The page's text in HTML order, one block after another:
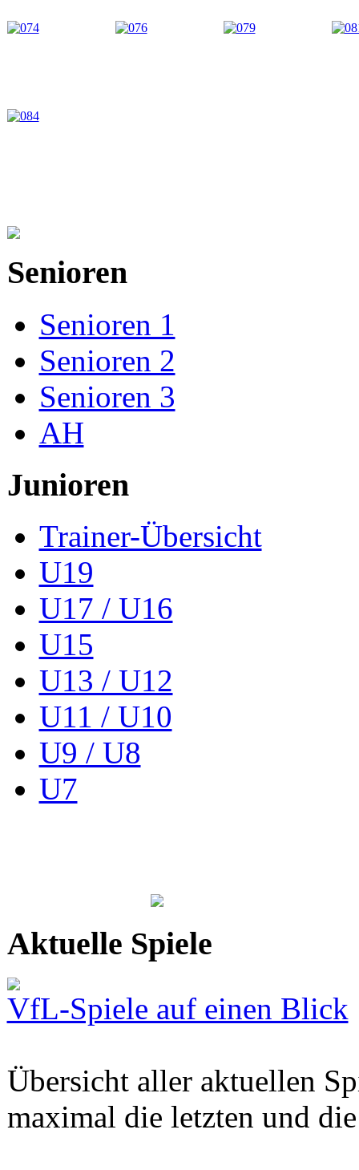
Senioren
Senioren 1
Senioren 2
Senioren 3
AH
Junioren
Trainer-Übersicht
U19
U17 / U16
U15
U13 / U12
U11 / U10
U9 / U8
U7
Aktuelle Spiele
VfL-Spiele auf einen Blick
Übersicht aller aktuellen
maximal die letzten und